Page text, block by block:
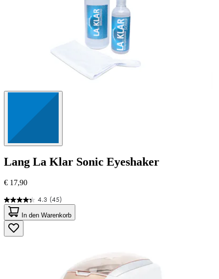
Lang La Klar Sonic Eyeshaker
€ 17,90
4.3 (45)
4.3
von
5
Sternen.
45
In den Warenkorb